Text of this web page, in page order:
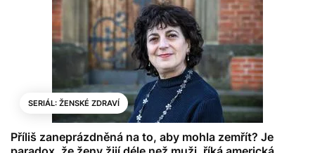
SERIÁL: ŽENSKÉ ZDRAVÍ
Příliš zaneprázdněná na to, aby mohla zemřít? Je